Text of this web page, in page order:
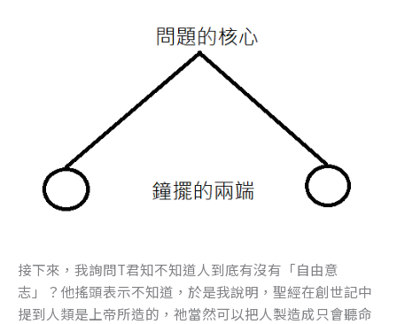
接下來，我詢問T君知不知道人到底有沒有「自由意
志」？他搖頭表示不知道，於是我說明，聖經在創世記中
提到人類是上帝所造的，祂當然可以把人製造成只會聽命